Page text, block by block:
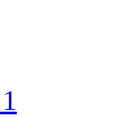
1